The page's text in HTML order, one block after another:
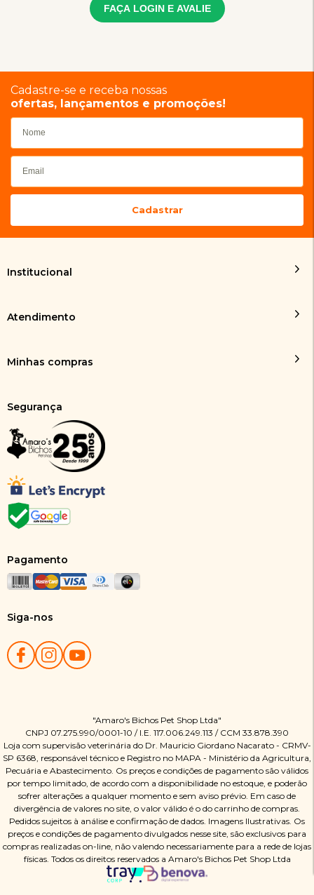
FAÇA LOGIN E AVALIE
Cadastre-se e receba nossas
ofertas, lançamentos e promoções!
Institucional
Atendimento
Minhas compras
Segurança
Pagamento
Siga-nos
"Amaro's Bichos Pet Shop Ltda"
CNPJ 07.275.990/0001-10 / I.E. 117.006.249.113 / CCM 33.878.390
Loja com supervisão veterinária do Dr. Mauricio Giordano Nacarato - CRMV-
SP 6368, responsável técnico e Registro no MAPA - Ministério da Agricultura,
Pecuária e Abastecimento. Os preços e condições de pagamento são válidos
por tempo limitado, de acordo com a disponibilidade no estoque, e poderão
sofrer alterações a qualquer momento e sem aviso prévio. Em caso de
divergência de valores no site, o valor válido é o do carrinho de compras.
Pedidos sujeitos à análise e confirmação de dados. Imagens Ilustrativas. Os
preços e condições de pagamento divulgados nesse site, são exclusivos para
compras realizadas on-line, não valendo necessariamente para a rede de lojas
físicas. Todos os direitos reservados a Amaro's Bichos Pet Shop Ltda